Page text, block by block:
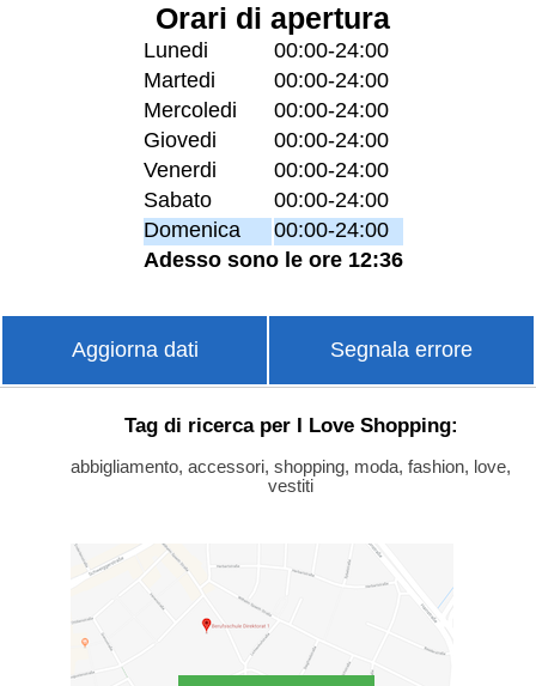
Orari di apertura
Lunedi
00:00-24:00
Martedi
00:00-24:00
Mercoledi
00:00-24:00
Giovedi
00:00-24:00
Venerdi
00:00-24:00
Sabato
00:00-24:00
Domenica
00:00-24:00
Adesso sono le ore 12:36
Aggiorna dati Segnala errore
Tag di ricerca per I Love Shopping:
abbigliamento, accessori, shopping, moda, fashion, love,
vestiti